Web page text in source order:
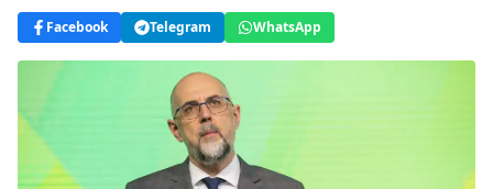
Facebook Telegram WhatsApp